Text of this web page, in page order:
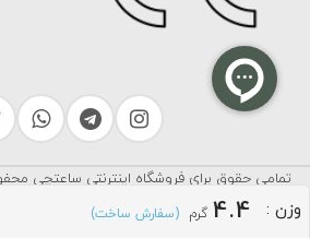
وزن :
4.4 گرم (سفارش ساخت)
تمامی حقوق برای فروشگاه اینترنتی ساعتچی
سازی توسط